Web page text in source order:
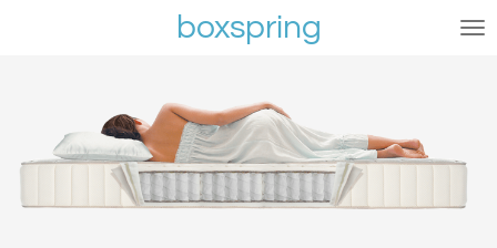
hoofdinhoud
boxspring